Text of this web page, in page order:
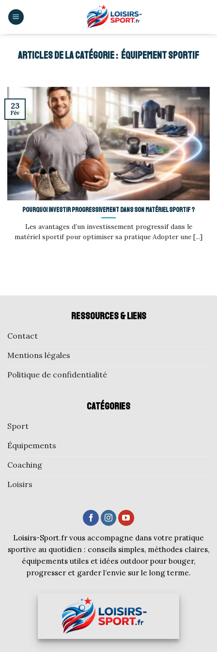
ÉQUIPEMENT SPORTIF
Pourquoi investir progressivement dans son matériel sportif ?
Les avantages d’un investissement progressif dans le
matériel sportif pour optimiser sa pratique Adopter une [...]
23
Fév
Ressources & liens
Contact
Mentions légales
Politique de confidentialité
Catégories
Sport
Équipements
Coaching
Loisirs
Loisirs-Sport.fr vous accompagne dans votre pratique
sportive au quotidien : conseils simples, méthodes claires,
équipements utiles et idées outdoor pour bouger,
progresser et garder l’envie sur le long terme.